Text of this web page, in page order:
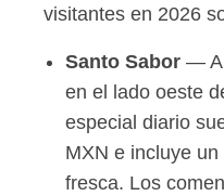
visitantes en 2026
Santo Sabor — A
en el lado oeste
especial diario
MXN e incluye
fresca. Los